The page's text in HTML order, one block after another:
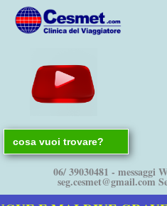
Search
for:
06/ 39030481 - messaggi
seg.cesmet@gmail.com